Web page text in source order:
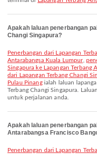
Apakah laluan penerbangan
Changi Singapura?
penerbangan dari Lapangan Terbang Changi Singapura ke Lapangan Terbang
Antarabangsa Kuala Lumpur,
Singapura ke Lapangan Terbang
dari Lapangan Terbang Changi
Pulau Pinangialah laluan
Terbang Changi Singapura.
untuk perjalanan anda.
Apakah laluan penerbangan
Antarabangsa Francisco
penerbangan dari Lapangan Terbang Antarabangsa Ninoy Aquino ke